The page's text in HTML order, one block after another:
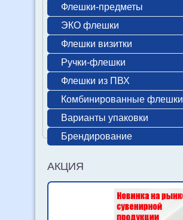
Флешки-предметы
ЭКО флешки
Флешки визитки
Ручки-флешки
Флешки из ПВХ
Комбинированные флешки
Варианты упаковки
Брендирование
АКЦИЯ